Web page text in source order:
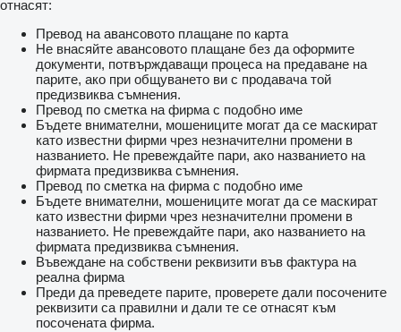
отнасят:
Превод на авансовото плащане по карта
Не внасяйте авансовото плащане без да оформите
документи, потвърждаващи процеса на предаване на
парите, ако при общуването ви с продавача той
предизвиква съмнения.
Превод по сметка на фирма с подобно име
Бъдете внимателни, мошениците могат да се маскират
като известни фирми чрез незначителни промени в
названието. Не превеждайте пари, ако названието на
фирмата предизвиква съмнения.
Превод по сметка на фирма с подобно име
Бъдете внимателни, мошениците могат да се маскират
като известни фирми чрез незначителни промени в
названието. Не превеждайте пари, ако названието на
фирмата предизвиква съмнения.
Въвеждане на собствени реквизити във фактура на
реална фирма
Преди да преведете парите, проверете дали посочените
реквизити са правилни и дали те се отнасят към
посочената фирма.